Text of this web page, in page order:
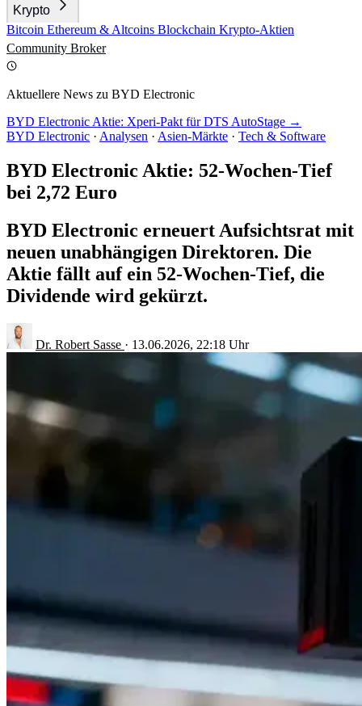
Krypto
Bitcoin Ethereum & Altcoins Blockchain Krypto-Aktien
Community Broker
Aktuellere News zu BYD Electronic
BYD Electronic Aktie: Xperi-Pakt für DTS AutoStage →
BYD Electronic · Analysen · Asien-Märkte · Tech & Software
BYD Electronic Aktie: 52-Wochen-Tief
bei 2,72 Euro
BYD Electronic erneuert Aufsichtsrat mit
neuen unabhängigen Direktoren. Die
Aktie fällt auf ein 52-Wochen-Tief, die
Dividende wird gekürzt.
Dr. Robert Sasse · 13.06.2026, 22:18 Uhr